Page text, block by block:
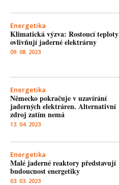
Energetika
Klimatická výzva: Rostoucí teploty
ovlivňují jaderné elektrárny
09. 08. 2023
Energetika
Německo pokračuje v uzavírání
jaderných elektráren. Alternativní
zdroj zatím nemá
13. 04. 2023
Energetika
Malé jaderné reaktory představují
budoucnost energetiky
03. 03. 2023